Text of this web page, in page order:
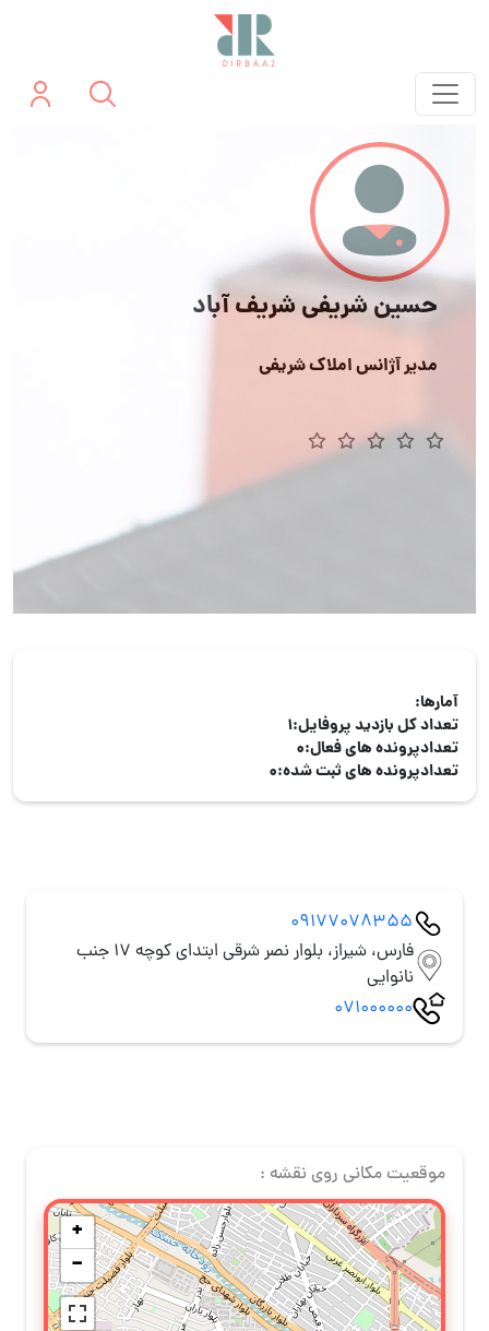
حسین شریفی شریف آباد
مدیر آژانس املاک شریفی
آمارها:
تعداد کل بازدید پروفایل:1
تعدادپرونده های فعال:0
تعدادپرونده های ثبت شده:0
09177078355
فارس، شیراز، بلوار نصر شرقی ابتدای کوچه 17 جنب
نانوایی
071000000
موقعیت مکانی روی نقشه :
+
−